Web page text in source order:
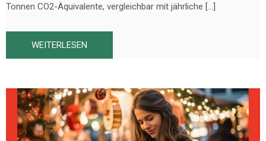
Tonnen CO2-Äquivalente, vergleichbar mit jährliche […]
WEITERLESEN